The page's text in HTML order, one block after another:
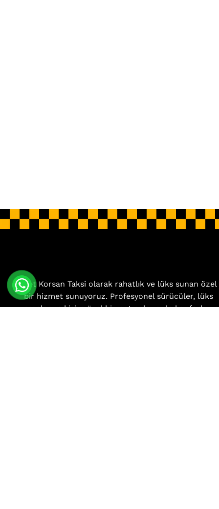
Jet Korsan Taksi olarak rahatlık ve lüks sunan özel
bir hizmet sunuyoruz. Profesyonel sürücüler, lüks
araçlar ve kişiye özel hizmet anlayışıyla konforlu ve